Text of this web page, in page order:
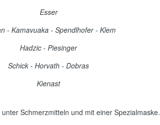
Esser
- Kamavuaka - Spendlhofer - Klem
Hadzic - Piesinger
Schick - Horvath - Dobras
Kienast
Schmerzmitteln und mit einer Spezialmaske.